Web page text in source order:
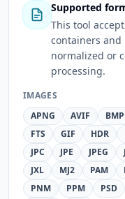
Supported
This tool
containers and
normalized or
processing.
IMAGES
APNG
AVIF BMP
FTS
GIF HDR
JPC
JPE JPEG
JXL
MJ2 PAM
PNM
PPM PSD